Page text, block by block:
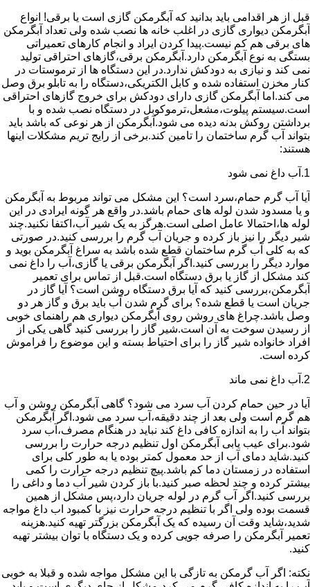
قبل از هر اقدامی باید بدانید که آبگرمکن گازی است یا برقی! انواع
آبگرمکن دیواری گازی در اغلب خانه ها نصب شده ولی تعداد آبگرمکن
های برقی هم کم نیست.پیدا کردن ایراد و انجام کارهای تعمیراتی
بستگی به نوع آبگرمکن دارد.آبگرمکن برقی،گازهای احتراقی تولید
نمی کند و نیازی به دودکش ندارد.در این دستگاه ها از ترموستات در
کنار مخزن استفاده شده و کابل الکتریکی،دستگاه را به تابلو برق وصل
می کند.اما آبگرمکن گازی دارای دودکش برای خروج گازهای احتراقی
است.سیستم پیلوت،مشعل،ترموکوبل در دستگاه نصب شده و با
برداشتن روکش بدنه دیده می شود.آبگرمکن از هر نوعی که باشد باید
بتواند آب گرم ساختمان را تامین کند.برخی از رایج تریم مشکلات اینها
هستند:
1.آب داغ نمی شود
آیا آب گرم حمام،سرد است؟ این مشکل می تواند مربوط به آبگرمکن
و یا مسدود شدن لوله های حمام باشد.در واقع هر گونه ایرادی در این
لوله ها،احتمالا عامل اصلی است.هرگز به یک شیر آب،اکتفا نکنید.چند
شیر دیگر را نیز باز کرده و جریان آب گرم را بررسی کنید.در صورتی
که به کلی آب گرم ساختمان قطع شده باشد به سراغ آبگرمکن بوید و
موارد دیگر را بررسی کنید.اگر آبگرمکن برقی یا گازی،آب را داغ نمی
کند مشکل از گاز یا برق دستگاه است.قبل از تماس برای تعمیر
آبگرمکن،بررسی کنید که آیا برق دستگاه روشن است؟ آیا گاز در
جریان است یا قطع شده؟ برای گرم شدن آب باید برق و گاز هر دو
وصل باشد.چراغ های روشن روی آبگرمکن دیواری هم راهنمای خوبی
از رسیدن سوخت به آن است.شیر گاز را بررسی کنید گاهی یکی از
افراد خانواده شیر گاز را برای احتیاط بسته و این موضوع را فراموش
کرده است.
2.آب داغ نمی ماند
آیا در حین حمام کردن آب سرد می شود؟ گاهی آبگرمکن روشن و آب
هم گرم است ولی بعد از چند دقیقه،آب سرد می شود.اگر آبگرمکن
بتواند آب را به اندازه کافی داغ کند نباید در هنگام مصرف،آب سرد
شود.برای عیب یابی آبگرمکن اول تنظیم درجه حرارت را بررسی
کنید.شاید دمای آب از حد معمول کمتر بوده یا به طور کلی برای
استفاده در زمستان دما کم باشد.پیچ تنظیم درجه حرارت را کمی
بیشتر کرده و چند لحظه صبر کنید.با باز کردن شیر آب دما و داغی را
بررسی کنید.اگر آب گرم در لوله جریان دارد،پس مشکل از همین
قسمت بوده ولی اگر با تنظیم درجه حرارت نیز با کمبود اب داغ مواجه
شدید،شاید وقت آن رسیده که یک آبگرمکن بزرگتر تهیه کنید.هزینه
تعمیر آبگرمکن را صرفه جویی کرده و یک دستگاه با توان بیشتر تهیه
کنید.
نکته: اگر آب گرمکن به تازگی با این مشکل مواجه شده و قبلا به خوبی